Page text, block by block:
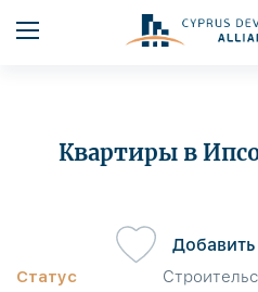
Квартиры в
Статус